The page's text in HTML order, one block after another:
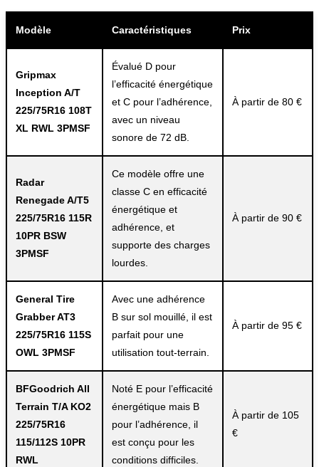
Modèle Caractéristiques Prix
Gripmax
Inception A/T
225/75R16 108T
XL RWL 3PMSF
Évalué D pour
l’efficacité énergétique
et C pour l’adhérence,
avec un niveau
sonore de 72 dB.
À partir de 80 €
Radar
Renegade A/T5
225/75R16 115R
10PR BSW
3PMSF
Ce modèle offre une
classe C en efficacité
énergétique et
adhérence, et
supporte des charges
lourdes.
À partir de 90 €
General Tire
Grabber AT3
225/75R16 115S
OWL 3PMSF
Avec une adhérence
B sur sol mouillé, il est
parfait pour une
utilisation tout-terrain.
À partir de 95 €
BFGoodrich All
Terrain T/A KO2
225/75R16
115/112S 10PR
RWL
Noté E pour l’efficacité
énergétique mais B
pour l’adhérence, il
est conçu pour les
conditions difficiles.
À partir de 105
€